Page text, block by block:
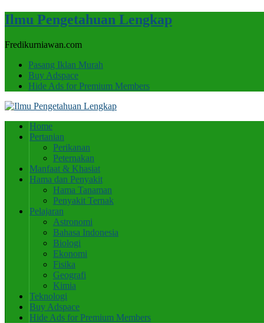
Ilmu Pengetahuan Lengkap
Fredikurniawan.com
Pasang Iklan Murah
Buy Adspace
Hide Ads for Premium Members
Home
Pertanian
Perikanan
Peternakan
Manfaat & Khasiat
Hama dan Penyakit
Hama Tanaman
Penyakit Ternak
Pelajaran
Astronomi
Bahasa Indonesia
Biologi
Ekonomi
Fisika
Geografi
Kimia
Teknologi
Buy Adspace
Hide Ads for Premium Members